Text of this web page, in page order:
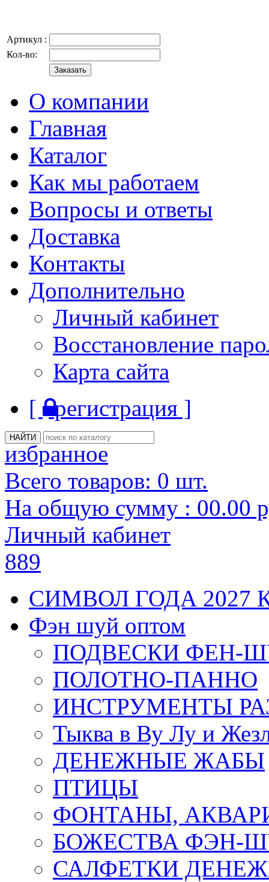
Артикул :
Кол-во:
О компании
Главная
Каталог
Как мы работаем
Вопросы и ответы
Доставка
Контакты
Дополнительно
Личный кабинет
Восстановление
Карта сайта
[ регистрация ]
избранное
Всего товаров: 0 шт.
На общую сумму : 00.00
Личный кабинет
889
СИМВОЛ ГОДА 2027
Фэн шуй оптом
ПОДВЕСКИ ФЕН-
ПОЛОТНО-ПАННО
ИНСТРУМЕНТЫ
Тыква в Ву Лу и
ДЕНЕЖНЫЕ ЖАБЫ
ПТИЦЫ
ФОНТАНЫ,
БОЖЕСТВА ФЭН-
САЛФЕТКИ